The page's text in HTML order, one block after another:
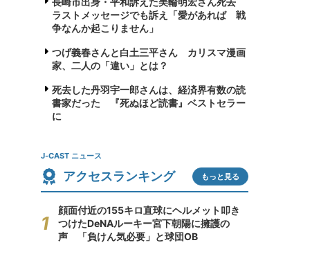
ラストメッセージでも訴え「愛があれば 戦
争なんか起こりません」
つげ義春さんと白土三平さん カリスマ漫画
家、二人の「違い」とは？
死去した丹羽宇一郎さんは、経済界有数の読
書家だった 『死ぬほど読書』ベストセラー
に
J-CAST ニュース
アクセスランキング もっと見る
顔面付近の155キロ直球にヘルメット叩き
つけたDeNAルーキー宮下朝陽に擁護の
声 「負けん気必要」と球団OB